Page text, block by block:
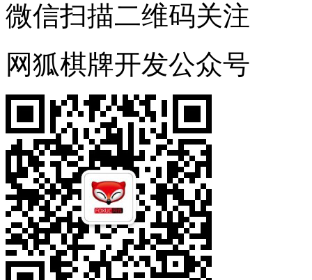
微信扫描二维码关注
网狐棋牌开发公众号